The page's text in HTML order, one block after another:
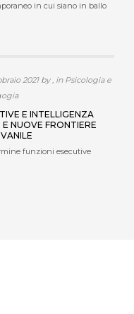
in cui siano in ballo
2021 by , in Psicologia e
E INTELLIGENZA
NUOVE FRONTIERE
funzioni esecutive